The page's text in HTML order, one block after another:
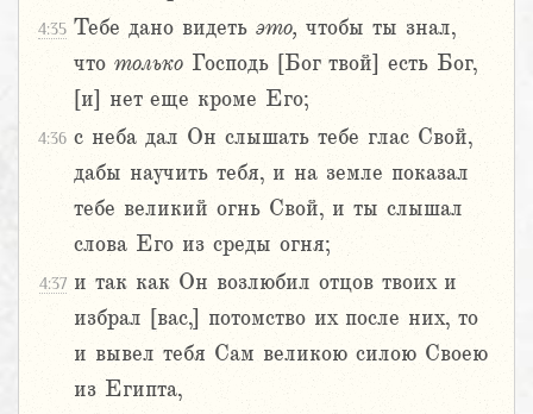
4:35 Тебе дано видеть это, чтобы ты знал,
что только Господь [Бог твой] есть Бог,
[и] нет еще кроме Его;
4:36 с неба дал Он слышать тебе глас Свой,
дабы научить тебя, и на земле показал
тебе великий огнь Свой, и ты слышал
слова Его из среды огня;
4:37 и так как Он возлюбил отцов твоих и
избрал [вас,] потомство их после них, то
и вывел тебя Сам великою силою Своею
из Египта,